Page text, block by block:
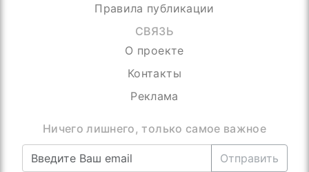
Правила публикации
СВЯЗЬ
О проекте
Контакты
Реклама
Ничего лишнего, только самое важное
Отправить